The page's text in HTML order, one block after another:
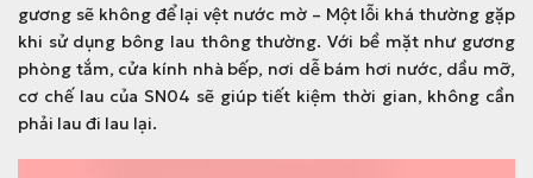
gương sẽ không để lại vệt nước mờ – Một lỗi khá thường gặp
khi sử dụng bông lau thông thường. Với bề mặt như gương
phòng tắm, cửa kính nhà bếp, nơi dễ bám hơi nước, dầu mỡ,
cơ chế lau của SN04 sẽ giúp tiết kiệm thời gian, không cần
phải lau đi lau lại.